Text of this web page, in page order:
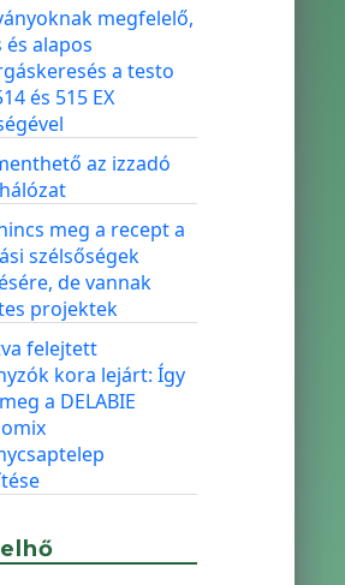
megfelelő,
és alapos
a testo
és 515 EX
az izzadó
meg a recept a
szélsőségek
de vannak
projektek
felejtett
kora lejárt: Így
a DELABIE